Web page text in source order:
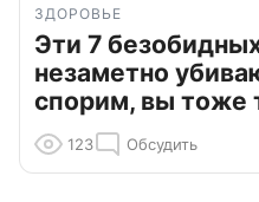
ЗДОРОВЬЕ
Эти 7
незаметно
спорим, вы тоже
123 Обсудить